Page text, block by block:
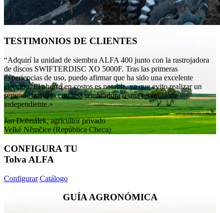
TESTIMONIOS DE CLIENTES
“Adquirí la unidad de siembra ALFA 400 junto con la rastrojadora
de discos SWIFTERDISC XO 5000F. Tras las primeras
experiencias de uso, puedo afirmar que ha sido una excelente
elección. El ahorro en costos es notable, ya que evito realizar un
segundo traslado con una sembradora o una esparcidora
independiente.»
Jan Dohnálek, agricultor privado
Velké Němčice (República Checa)
CONFIGURA TU
Tolva ALFA
Configurar Catálogo
GUÍA AGRONÓMICA